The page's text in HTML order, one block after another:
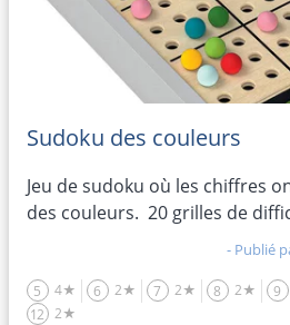
Sudoku des couleurs
Jeu de sudoku où les chiffres
des couleurs. 20 grilles de
- Publié
5 4★ 6 2★ 7 2★ 8 2★ 9
12 2★